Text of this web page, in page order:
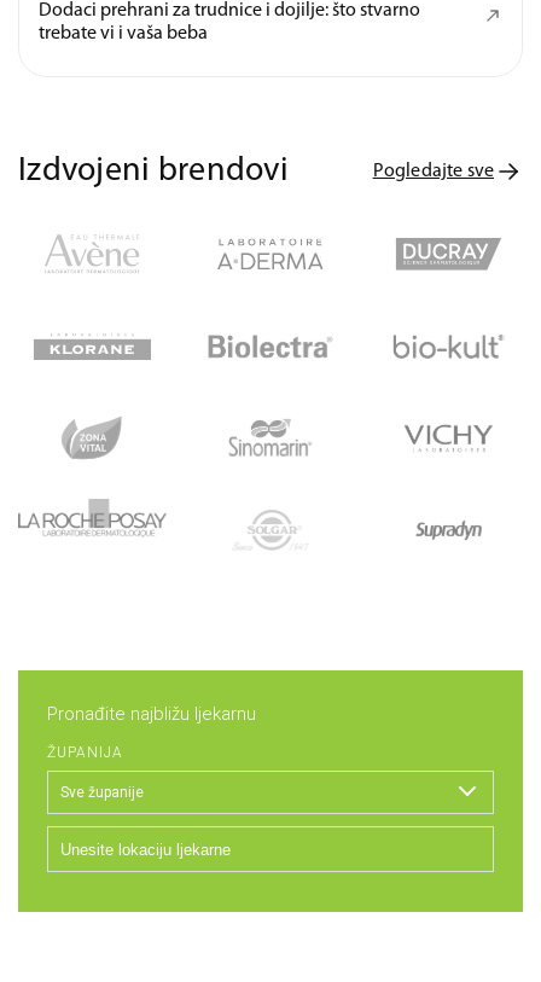
Dodaci prehrani za trudnice i dojilje: što stvarno
trebate vi i vaša beba
Izdvojeni brendovi Pogledajte sve